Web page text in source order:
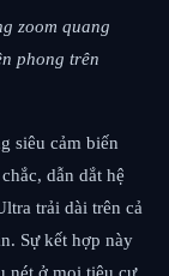
zoom quang
phong trên
siêu cảm biến
dẫn dắt hệ
trải dài trên cả
Sự kết hợp này